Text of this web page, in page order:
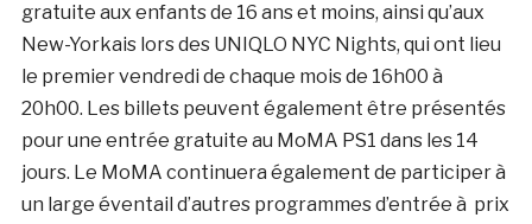
gratuite aux enfants de 16 ans et moins, ainsi qu’aux
New-Yorkais lors des UNIQLO NYC Nights, qui ont lieu
le premier vendredi de chaque mois de 16h00 à
20h00. Les billets peuvent également être présentés
pour une entrée gratuite au MoMA PS1 dans les 14
jours. Le MoMA continuera également de participer à
un large éventail d’autres programmes d’entrée à prix